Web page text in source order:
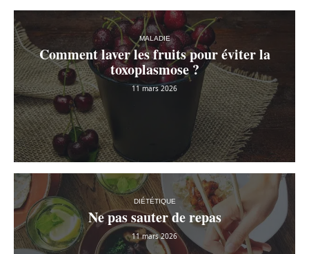
MALADIE
Comment laver les fruits pour éviter la
toxoplasmose ?
11 mars 2026
DIÉTÉTIQUE
Ne pas sauter de repas
11 mars 2026